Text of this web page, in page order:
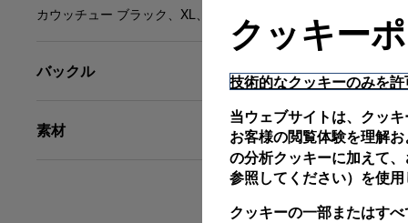
カウッチュー ブラック、XL、24/22、BDR
バックル
素材
クッキー
技術的なクッキーのみを
当ウェブサイトは、クッ
お客様の閲覧体験を理解
の分析クッキーに加えて
参照してください）を使
クッキーの一部またはす